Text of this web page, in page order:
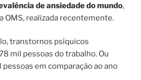
de ansiedade do mundo,
OMS, realizada recentemente.
transtornos psíquicos
mil pessoas do trabalho. Ou
pessoas em comparação ao ano